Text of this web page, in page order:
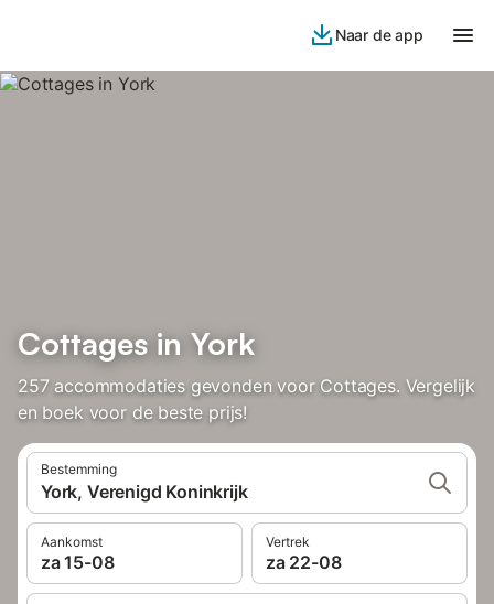
Naar de app
Cottages in York
257 accommodaties gevonden voor Cottages. Vergelijk
en boek voor de beste prijs!
Bestemming
York, Verenigd Koninkrijk
Aankomst
za 15-08
Vertrek
za 22-08